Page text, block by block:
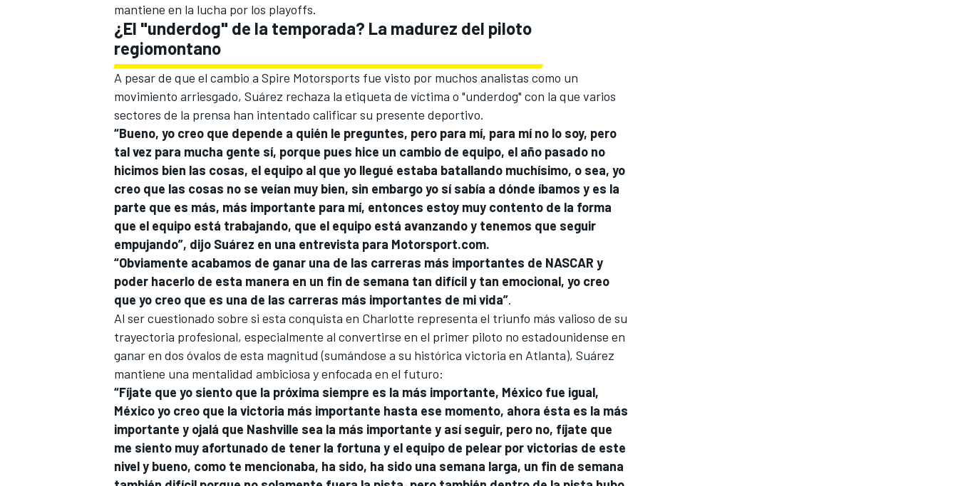
mantiene en la lucha por los playoffs.
¿El "underdog" de la temporada? La madurez del piloto
regiomontano
A pesar de que el cambio a Spire Motorsports fue visto por muchos analistas como un
movimiento arriesgado, Suárez rechaza la etiqueta de víctima o "underdog" con la que varios
sectores de la prensa han intentado calificar su presente deportivo.
“Bueno, yo creo que depende a quién le preguntes, pero para mí, para mí no lo soy, pero
tal vez para mucha gente sí, porque pues hice un cambio de equipo, el año pasado no
hicimos bien las cosas, el equipo al que yo llegué estaba batallando muchísimo, o sea, yo
creo que las cosas no se veían muy bien, sin embargo yo sí sabía a dónde íbamos y es la
parte que es más, más importante para mí, entonces estoy muy contento de la forma
que el equipo está trabajando, que el equipo está avanzando y tenemos que seguir
empujando”, dijo Suárez en una entrevista para Motorsport.com.
“Obviamente acabamos de ganar una de las carreras más importantes de NASCAR y
poder hacerlo de esta manera en un fin de semana tan difícil y tan emocional, yo creo
que yo creo que es una de las carreras más importantes de mi vida”.
Al ser cuestionado sobre si esta conquista en Charlotte representa el triunfo más valioso de su
trayectoria profesional, especialmente al convertirse en el primer piloto no estadounidense en
ganar en dos óvalos de esta magnitud (sumándose a su histórica victoria en Atlanta), Suárez
mantiene una mentalidad ambiciosa y enfocada en el futuro:
“Fíjate que yo siento que la próxima siempre es la más importante, México fue igual,
México yo creo que la victoria más importante hasta ese momento, ahora ésta es la más
importante y ojalá que Nashville sea la más importante y así seguir, pero no, fíjate que
me siento muy afortunado de tener la fortuna y el equipo de pelear por victorias de este
nivel y bueno, como te mencionaba, ha sido, ha sido una semana larga, un fin de semana